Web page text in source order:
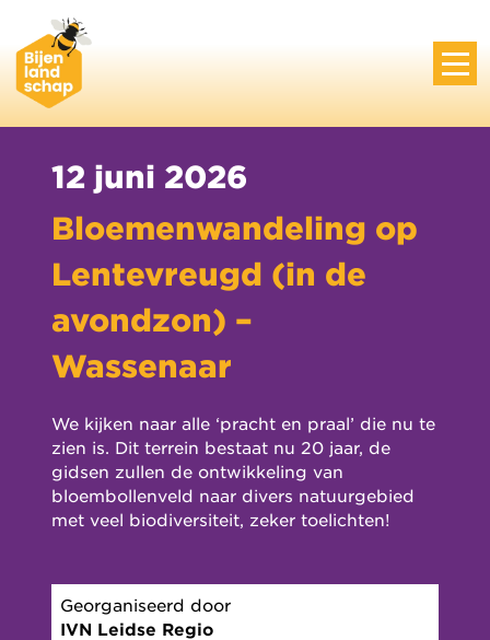
Bloemenwandeling op
Lentevreugd (in de
avondzon) –
Wassenaar
12 juni 2026
We kijken naar alle ‘pracht en praal’ die nu te
zien is. Dit terrein bestaat nu 20 jaar, de
gidsen zullen de ontwikkeling van
bloembollenveld naar divers natuurgebied
met veel biodiversiteit, zeker toelichten!
Georganiseerd door
IVN Leidse Regio